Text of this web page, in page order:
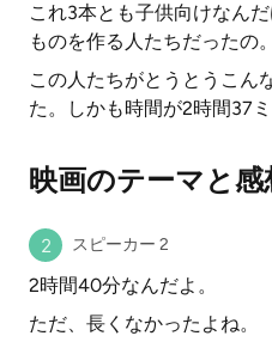
これ3本とも子供向けなん
ものを作る人たちだったの。
この人たちがとうとうこん
た。しかも時間が2時間37ミ
映画のテーマと感
スピーカー 2
2時間40分なんだよ。
ただ、長くなかったよね。